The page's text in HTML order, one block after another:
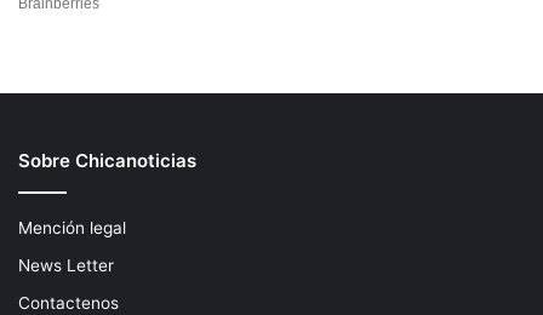
Sobre Chicanoticias
Mención legal
News Letter
Contactenos